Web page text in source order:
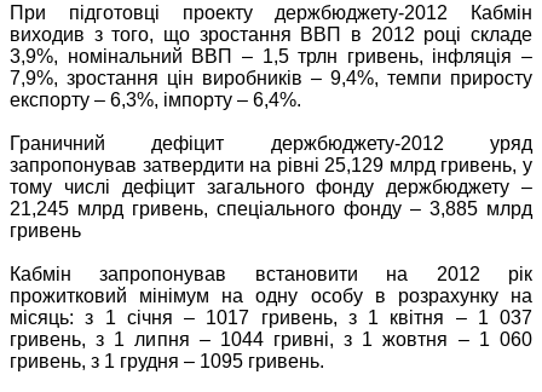
При підготовці проекту держбюджету-2012 Кабмін
виходив з того, що зростання ВВП в 2012 році складе
3,9%, номінальний ВВП – 1,5 трлн гривень, інфляція –
7,9%, зростання цін виробників – 9,4%, темпи приросту
експорту – 6,3%, імпорту – 6,4%.
Граничний дефіцит держбюджету-2012 уряд
запропонував затвердити на рівні 25,129 млрд гривень, у
тому числі дефіцит загального фонду держбюджету –
21,245 млрд гривень, спеціального фонду – 3,885 млрд
гривень
Кабмін запропонував встановити на 2012 рік
прожитковий мінімум на одну особу в розрахунку на
місяць: з 1 січня – 1017 гривень, з 1 квітня – 1 037
гривень, з 1 липня – 1044 гривні, з 1 жовтня – 1 060
гривень, з 1 грудня – 1095 гривень.